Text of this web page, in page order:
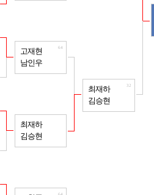
고재현
남인우
64
최재하
김승현
최재하
김승현
32